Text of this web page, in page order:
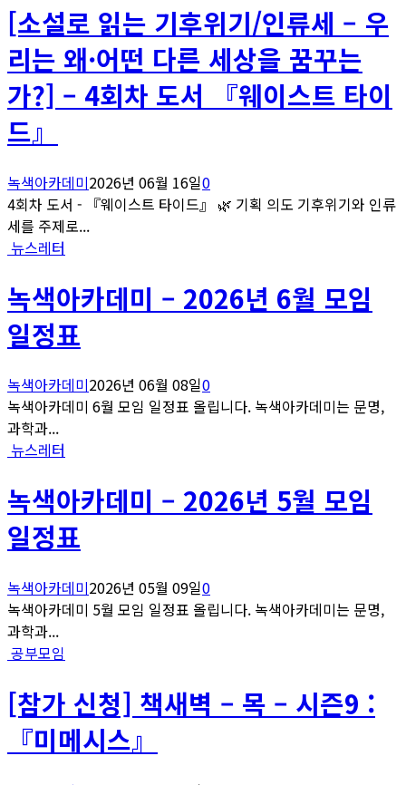
[소설로 읽는 기후위기/인류세 – 우
리는 왜·어떤 다른 세상을 꿈꾸는
가?] – 4회차 도서 『웨이스트 타이
드』
녹색아카데미2026년 06월 16일0
4회차 도서 - 『웨이스트 타이드』 🌿 기획 의도 기후위기와 인류
세를 주제로...
뉴스레터
녹색아카데미 – 2026년 6월 모임
일정표
녹색아카데미2026년 06월 08일0
녹색아카데미 6월 모임 일정표 올립니다. 녹색아카데미는 문명,
과학과...
뉴스레터
녹색아카데미 – 2026년 5월 모임
일정표
녹색아카데미2026년 05월 09일0
녹색아카데미 5월 모임 일정표 올립니다. 녹색아카데미는 문명,
과학과...
공부모임
[참가 신청] 책새벽 – 목 – 시즌9 :
『미메시스』